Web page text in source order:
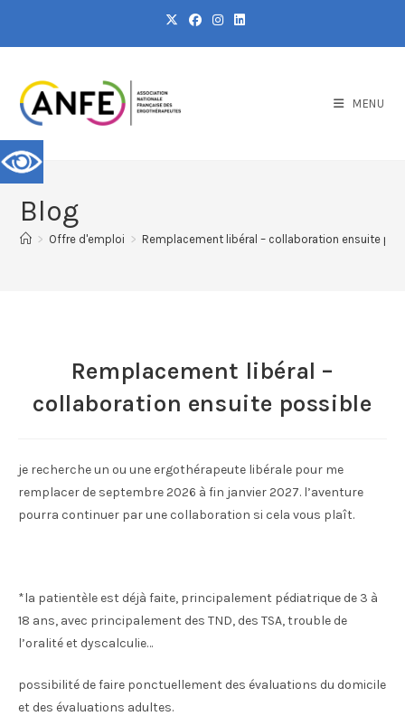
MENU
Blog
> Offre d'emploi > Remplacement libéral – collaboration ensuite
Remplacement libéral –
collaboration ensuite possible
je recherche un ou une ergothérapeute libérale pour me
remplacer de septembre 2026 à fin janvier 2027. l’aventure
pourra continuer par une collaboration si cela vous plaît.
*la patientèle est déjà faite, principalement pédiatrique de 3 à
18 ans, avec principalement des TND, des TSA, trouble de
l’oralité et dyscalculie…
possibilité de faire ponctuellement des évaluations du domicile
et des évaluations adultes.